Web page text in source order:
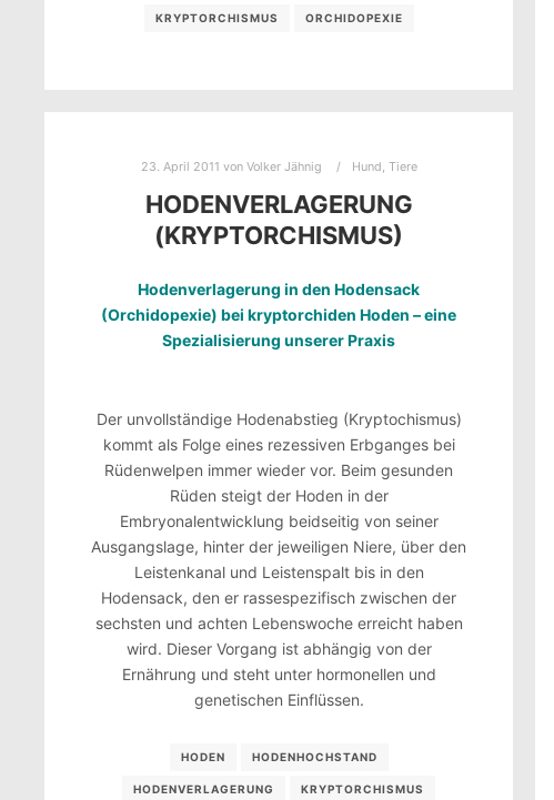
KRYPTORCHISMUS ORCHIDOPEXIE
23. April 2011 von Volker Jähnig Hund, Tiere
HODENVERLAGERUNG
(KRYPTORCHISMUS)
Hodenverlagerung in den Hodensack
(Orchidopexie)bei kryptorchiden Hoden – eine
Spezialisierung unserer Praxis
Der unvollständige Hodenabstieg (Kryptochismus)
kommt als Folge eines rezessiven Erbganges bei
Rüdenwelpen immer wieder vor. Beim gesunden
Rüden steigt der Hoden in der
Embryonalentwicklung beidseitig von seiner
Ausgangslage, hinter der jeweiligen Niere, über den
Leistenkanal und Leistenspalt bis in den
Hodensack, den er rassespezifisch zwischen der
sechsten und achten Lebenswoche erreicht haben
wird. Dieser Vorgang ist abhängig von der
Ernährung und steht unter hormonellen und
genetischen Einflüssen.
HODEN HODENHOCHSTAND
HODENVERLAGERUNG KRYPTORCHISMUS